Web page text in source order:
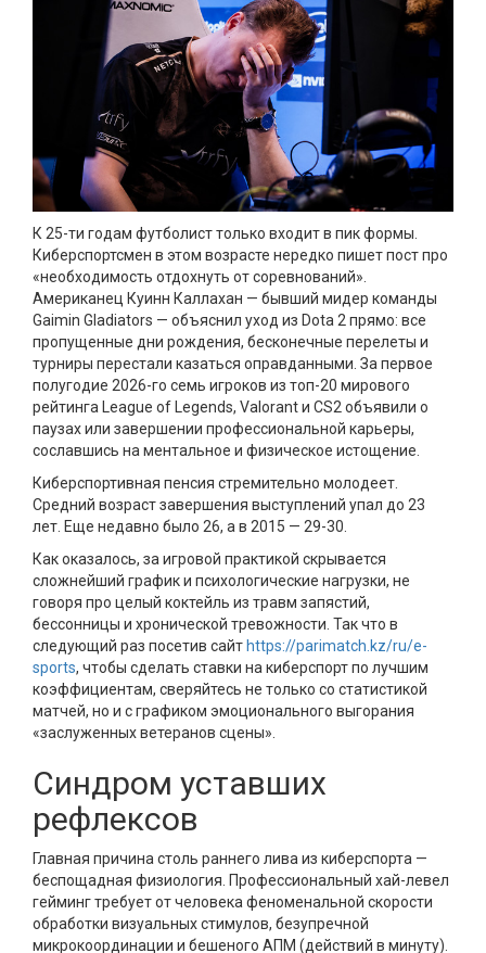
К 25-ти годам футболист только входит в пик формы.
Киберспортсмен в этом возрасте нередко пишет пост про
«необходимость отдохнуть от соревнований».
Американец Куинн Каллахан — бывший мидер команды
Gaimin Gladiators — объяснил уход из Dota 2 прямо: все
пропущенные дни рождения, бесконечные перелеты и
турниры перестали казаться оправданными. За первое
полугодие 2026-го семь игроков из топ-20 мирового
рейтинга League of Legends, Valorant и CS2 объявили о
паузах или завершении профессиональной карьеры,
сославшись на ментальное и физическое истощение.
Киберспортивная пенсия стремительно молодеет.
Средний возраст завершения выступлений упал до 23
лет. Еще недавно было 26, а в 2015 — 29-30.
Как оказалось, за игровой практикой скрывается
сложнейший график и психологические нагрузки, не
говоря про целый коктейль из травм запястий,
бессонницы и хронической тревожности. Так что в
следующий раз посетив сайт https://parimatch.kz/ru/e-
sports, чтобы сделать ставки на киберспорт по лучшим
коэффициентам, сверяйтесь не только со статистикой
матчей, но и с графиком эмоционального выгорания
«заслуженных ветеранов сцены».
Синдром уставших
рефлексов
Главная причина столь раннего лива из киберспорта —
беспощадная физиология. Профессиональный хай-левел
гейминг требует от человека феноменальной скорости
обработки визуальных стимулов, безупречной
микрокоординации и бешеного АПМ (действий в минуту).